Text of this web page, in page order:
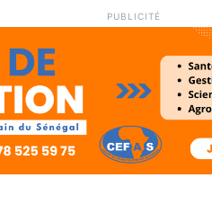
PUBLICITÉ